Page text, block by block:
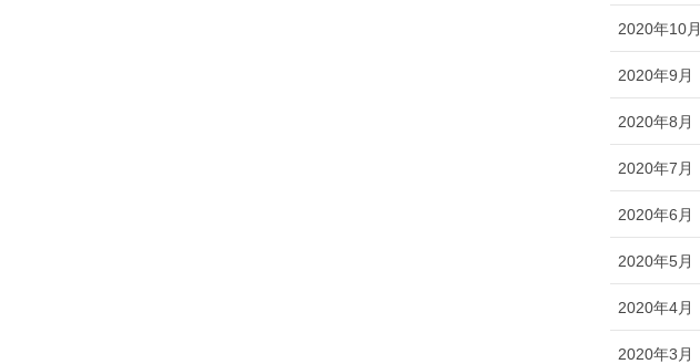
2020年10月
2020年9月
2020年8月
2020年7月
2020年6月
2020年5月
2020年4月
2020年3月